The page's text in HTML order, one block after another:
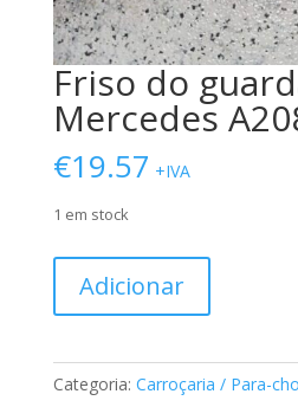
Friso do
Mercedes
€19.57 +IVA
1 em stock
Friso
guarda
Adicionar
Categoria: Carroçaria / Para-